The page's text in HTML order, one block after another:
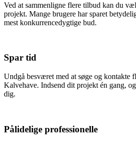
Ved at sammenligne flere tilbud kan du
projekt. Mange brugere har sparet
mest konkurrencedygtige bud.
Spar tid
Undgå besværet med at søge og kontakte
Kalvehave. Indsend dit projekt én gang,
dig.
Pålidelige professionelle